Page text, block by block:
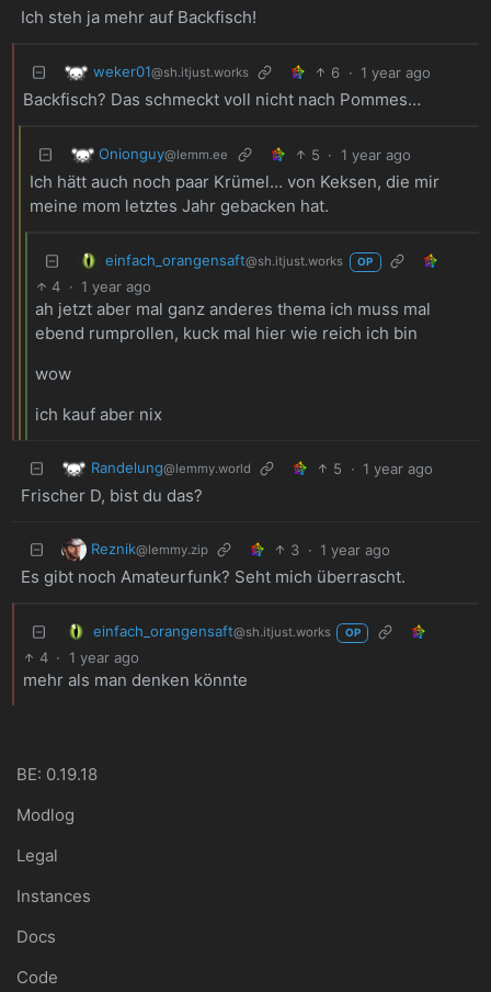
Ich steh ja mehr auf Backfisch!
weker01@sh.itjust.works 6 · 1 year ago
Backfisch? Das schmeckt voll nicht nach Pommes…
Onionguy@lemm.ee 5 · 1 year ago
Ich hätt auch noch paar Krümel… von Keksen, die mir
meine mom letztes Jahr gebacken hat.
einfach_orangensaft@sh.itjust.works OP
4 · 1 year ago
ah jetzt aber mal ganz anderes thema ich muss mal
ebend rumprollen, kuck mal hier wie reich ich bin
wow
ich kauf aber nix
Randelung@lemmy.world 5 · 1 year ago
Frischer D, bist du das?
Reznik@lemmy.zip 3 · 1 year ago
Es gibt noch Amateurfunk? Seht mich überrascht.
einfach_orangensaft@sh.itjust.works OP
4 · 1 year ago
mehr als man denken könnte
BE: 0.19.18
Modlog
Legal
Instances
Docs
Code